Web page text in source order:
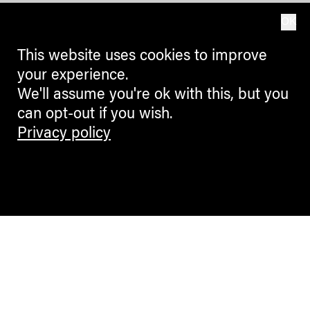
This website uses cookies to improve
your experience.
We'll assume you're ok with this, but you
can opt-out if you wish.
Privacy policy